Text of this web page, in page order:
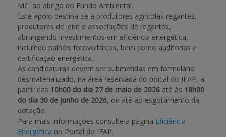
PAYMENTS
BENEFICIARY SUPPORT
Login / Register
M€ ao abrigo do Fundo Ambiental.
Este apoio destina-se a produtores agrícolas regantes,
produtores de leite e associações de regantes,
abrangendo investimentos em eficiência energética,
incluindo painéis fotovoltaicos, bem como auditorias e
certificação energética.
As candidaturas devem ser submetidas em formulário
desmaterializado, na área reservada do portal do IFAP, a
partir das 10h00 do dia 27 de maio de 2026 até às 18h00
do dia 30 de junho de 2026, ou até ao esgotamento da
dotação.
Para mais informações consulte a página Eficiência
Energética no Portal do IFAP.